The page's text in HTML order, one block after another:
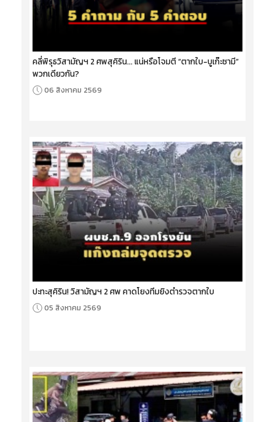
คลี่พิรุธวิสามัญฯ 2 ศพสุคิริน... แน่หรือโจมตี “ตากใบ-บูเก๊ะซามี”
พวกเดียวกัน?
06 สิงหาคม 2569
ปะทะสุคิริน! วิสามัญฯ 2 ศพ คาดโยงทีมยิงตำรวจตากใบ
05 สิงหาคม 2569